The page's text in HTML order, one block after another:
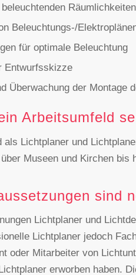
Räumlichkeiten
Beleuchtungs-/
für optimale Beleuchtung
Entwurfsskizze
Überwachung der Montage
Arbeitsumfeld
als Lichtplaner und
Museen und Kirchen bis
sind
Lichtplaner und
Lichtplaner jedoch
oder Mitarbeiter von
erworben haben.